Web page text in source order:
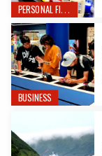
PERSONAL FINANCE
BUSINESS